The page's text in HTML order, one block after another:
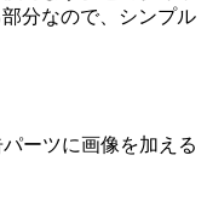
分なので、シンプル
ーツに画像を加える